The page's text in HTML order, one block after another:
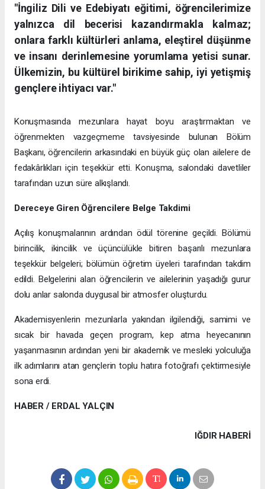
"İngiliz Dili ve Edebiyatı eğitimi, öğrencilerimize
yalnızca dil becerisi kazandırmakla kalmaz;
onlara farklı kültürleri anlama, eleştirel düşünme
ve insanı derinlemesine yorumlama yetisi sunar.
Ülkemizin, bu kültürel birikime sahip, iyi yetişmiş
gençlere ihtiyacı var."
Konuşmasında mezunlara hayat boyu araştırmaktan ve
öğrenmekten vazgeçmeme tavsiyesinde bulunan Bölüm
Başkanı, öğrencilerin arkasındaki en büyük güç olan ailelere de
fedakârlıkları için teşekkür etti. Konuşma, salondaki davetliler
tarafından uzun süre alkışlandı.
Dereceye Giren Öğrencilere Belge Takdimi
Açılış konuşmalarının ardından ödül törenine geçildi. Bölümü
birincilik, ikincilik ve üçüncülükle bitiren başarılı mezunlara
teşekkür belgeleri; bölümün öğretim üyeleri tarafından takdim
edildi. Belgelerini alan öğrencilerin ve ailelerinin yaşadığı gurur
dolu anlar salonda duygusal bir atmosfer oluşturdu.
Akademisyenlerin mezunlarla yakından ilgilendiği, samimi ve
sıcak bir havada geçen program, kep atma heyecanının
yaşanmasının ardından yeni bir akademik ve mesleki yolculuğa
ilk adımlarını atan gençlerin toplu hatıra fotoğrafı çektirmesiyle
sona erdi.
HABER / ERDAL YALÇIN
IĞDIR HABERİ